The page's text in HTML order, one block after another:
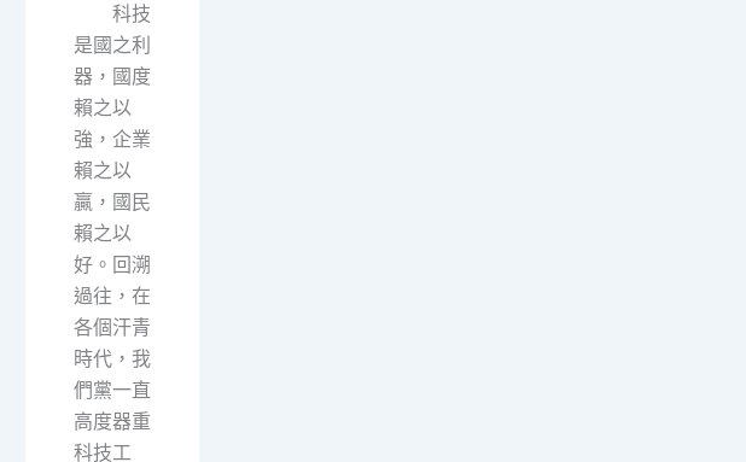
科技
是國之利
器，國度
賴之以
強，企業
賴之以
贏，國民
賴之以
好。回溯
過往，在
各個汗青
時代，我
們黨一直
高度器重
科技工